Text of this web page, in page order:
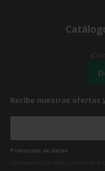
Recibe nuestras ofertas
Protección de datos
Utilizaremos tus datos para enviar